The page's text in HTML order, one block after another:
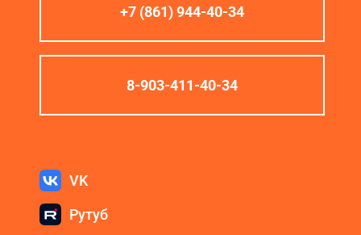
+7 (861) 944-40-34
8-903-411-40-34
VK
Рутуб